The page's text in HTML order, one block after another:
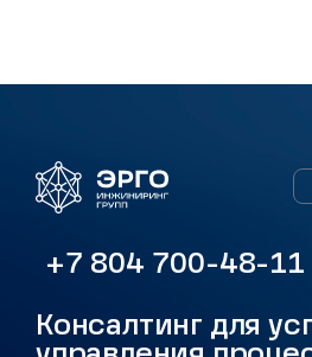
+7 804 700-48-11
Консалтинг для